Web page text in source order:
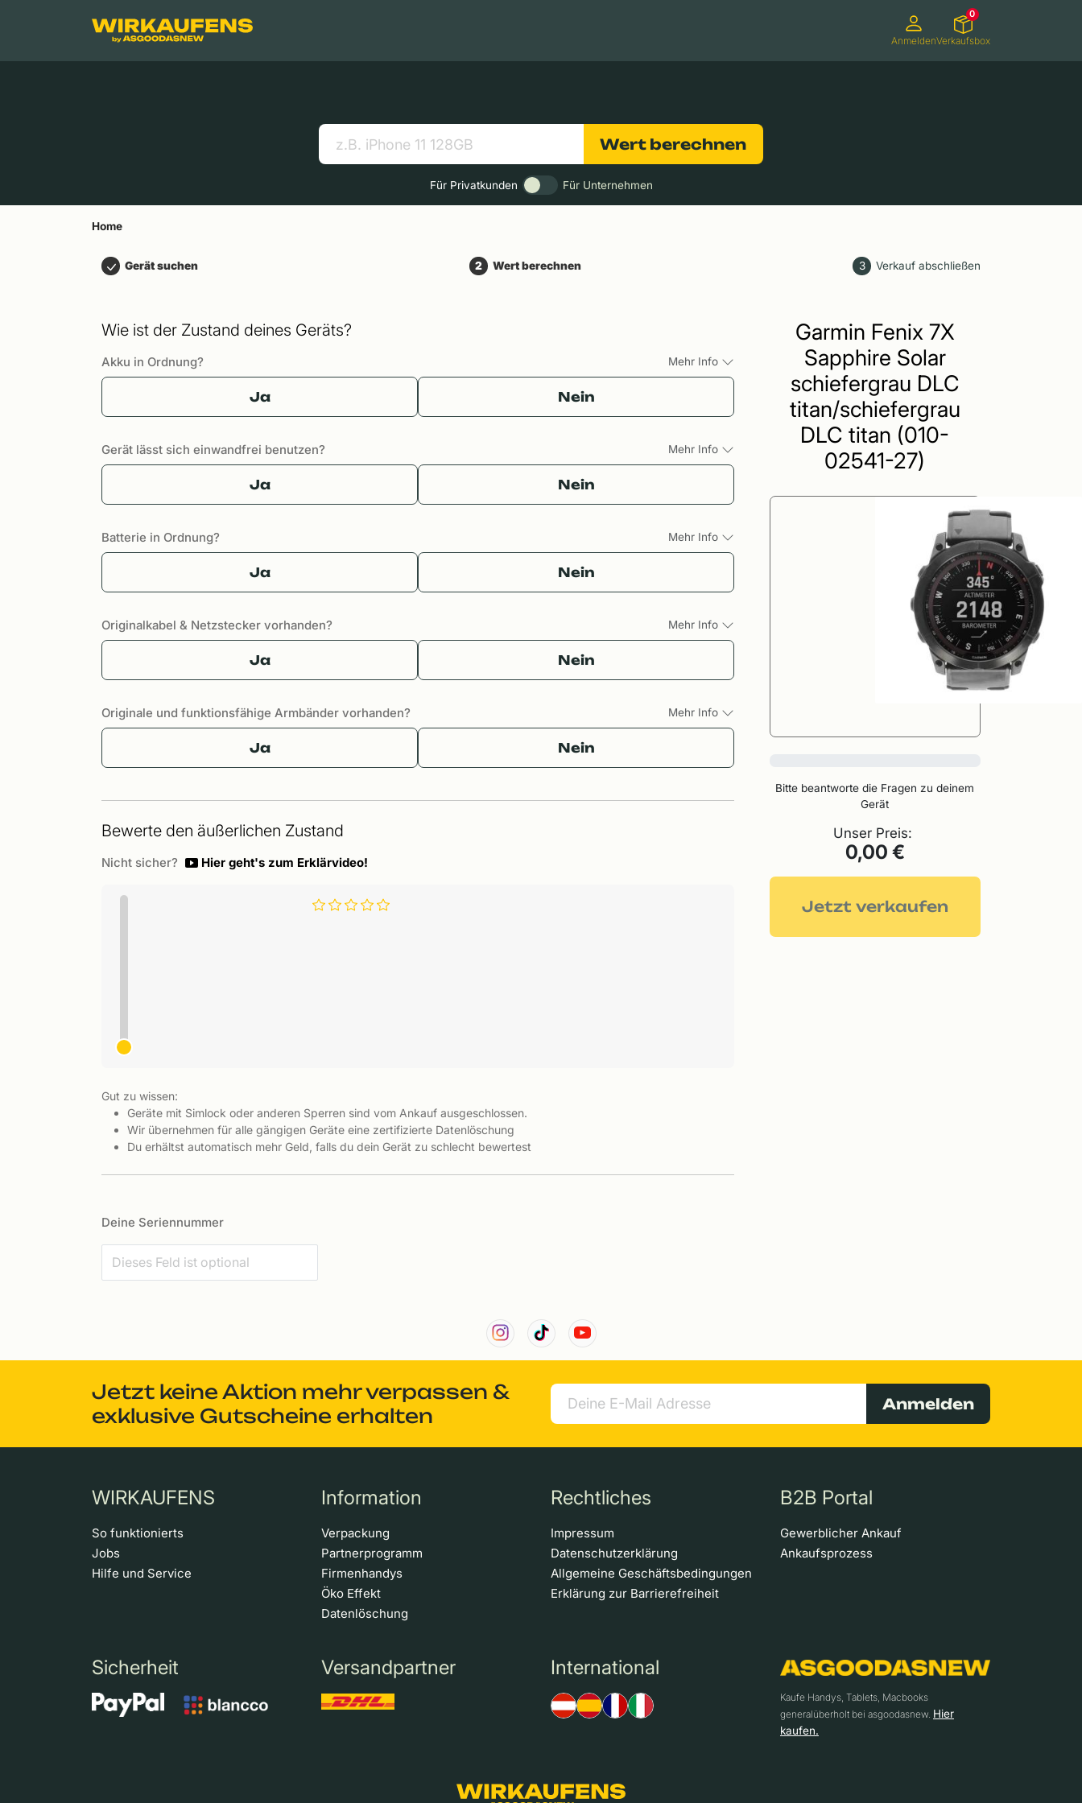
AnmeldenVerkaufsbox
0
Wert berechnen
Für Privatkunden Für Unternehmen
Home
Gerät suchen 2 Wert berechnen 3 Verkauf abschließen
Wie ist der Zustand deines Geräts?
Akku in Ordnung? Mehr Info
Ja Nein
Gerät lässt sich einwandfrei benutzen? Mehr Info
Ja Nein
Batterie in Ordnung? Mehr Info
Ja Nein
Originalkabel & Netzstecker vorhanden? Mehr Info
Ja Nein
Originale und funktionsfähige Armbänder vorhanden? Mehr Info
Ja Nein
Bewerte den äußerlichen Zustand
Nicht sicher? Hier geht's zum Erklärvideo!
Gut zu wissen:
Geräte mit Simlock oder anderen Sperren sind vom Ankauf ausgeschlossen.
Wir übernehmen für alle gängigen Geräte eine zertifizierte Datenlöschung
Du erhältst automatisch mehr Geld, falls du dein Gerät zu schlecht bewertest
Deine Seriennummer
Garmin Fenix 7X
Sapphire Solar
schiefergrau DLC
titan/schiefergrau
DLC titan (010-
02541-27)
Bitte beantworte die Fragen zu deinem
Gerät
Unser Preis:
0,00 €
Jetzt verkaufen
Jetzt keine Aktion mehr verpassen &
exklusive Gutscheine erhalten
Anmelden
WIRKAUFENS
So funktionierts
Jobs
Hilfe und Service
Information
Verpackung
Partnerprogramm
Firmenhandys
Öko Effekt
Datenlöschung
Rechtliches
Impressum
Datenschutzerklärung
Allgemeine Geschäftsbedingungen
Erklärung zur Barrierefreiheit
B2B Portal
Gewerblicher Ankauf
Ankaufsprozess
Sicherheit Versandpartner International
Kaufe Handys, Tablets, Macbooks
generalüberholt bei asgoodasnew. Hier
kaufen.